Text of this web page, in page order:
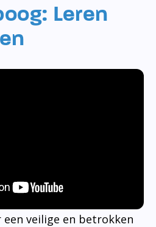
Leren
een veilige en betrokken